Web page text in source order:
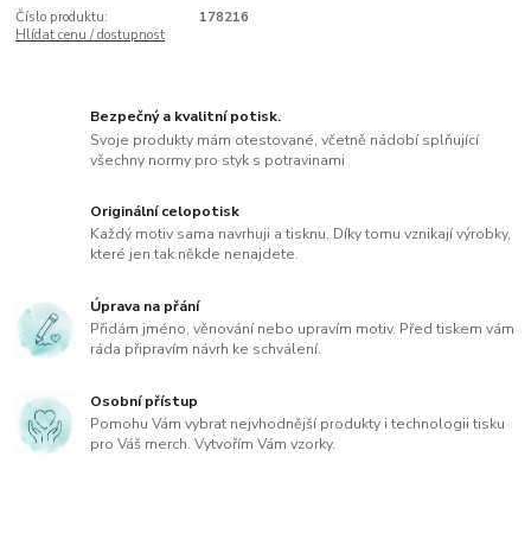
Číslo produktu:
178216
Hlídat cenu / dostupnost
Bezpečný a kvalitní potisk.
Svoje produkty mám otestované, včetně nádobí splňující
všechny normy pro styk s potravinami
Originální celopotisk
Každý motiv sama navrhuji a tisknu. Díky tomu vznikají výrobky,
které jen tak někde nenajdete.
Úprava na přání
Přidám jméno, věnování nebo upravím motiv. Před tiskem vám
ráda připravím návrh ke schválení.
Osobní přístup
Pomohu Vám vybrat nejvhodnější produkty i technologii tisku
pro Váš merch. Vytvořím Vám vzorky.